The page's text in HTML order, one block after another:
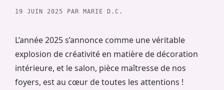
19 JUIN 2025 PAR MARIE D.C.
L’année 2025 s’annonce comme une véritable
explosion de créativité en matière de décoration
intérieure, et le salon, pièce maîtresse de nos
foyers, est au cœur de toutes les attentions !